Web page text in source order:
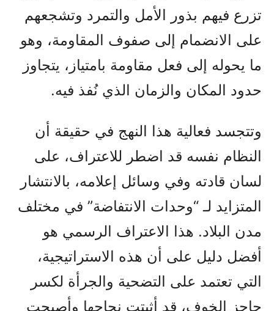
تزرع فيهم بذور الأمل والتمرد وتشجعهم
على الانضمام إلى صفوف المقاومة، وهو
ما يحوله إلى فعل مقاومة بامتياز، يتجاوز
حدود المكان والزمان الذي نُفذ فيه.
وتتجسد فعالية هذا النهج في حقيقة أن
النظام نفسه قد اضطر للاعتراف، على
لسان قادته وفي وسائل إعلامه، بالانتشار
المتزايد لـ “وحدات الانتفاضة” في مختلف
مدن البلاد. هذا الاعتراف الرسمي هو
أفضل دليل على أن هذه الاستراتيجية،
التي تعتمد على التضحية والجرأة لكسر
حاجز الخوف، قد أثبتت نجاحها وأصبحت